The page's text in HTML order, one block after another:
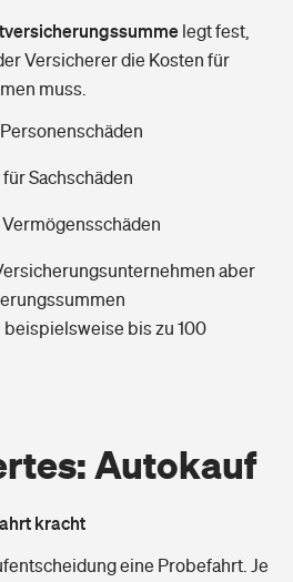
legt fest,
Versicherer die Kosten für
muss.
Sachschäden
aber
bis zu 100
Autokauf
kracht
eine Probefahrt. Je